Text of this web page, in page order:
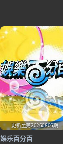
更新至第20260806期
娱乐百分百